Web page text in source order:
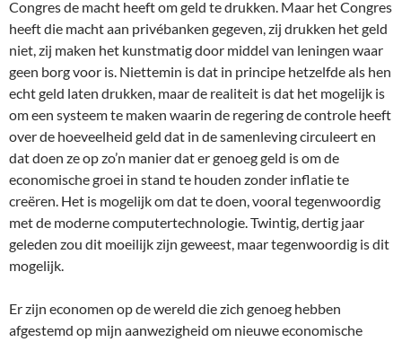
Congres de macht heeft om geld te drukken. Maar het Congres
heeft die macht aan privébanken gegeven, zij drukken het geld
niet, zij maken het kunstmatig door middel van leningen waar
geen borg voor is. Niettemin is dat in principe hetzelfde als hen
echt geld laten drukken, maar de realiteit is dat het mogelijk is
om een systeem te maken waarin de regering de controle heeft
over de hoeveelheid geld dat in de samenleving circuleert en
dat doen ze op zo’n manier dat er genoeg geld is om de
economische groei in stand te houden zonder inflatie te
creëren. Het is mogelijk om dat te doen, vooral tegenwoordig
met de moderne computertechnologie. Twintig, dertig jaar
geleden zou dit moeilijk zijn geweest, maar tegenwoordig is dit
mogelijk.
Er zijn economen op de wereld die zich genoeg hebben
afgestemd op mijn aanwezigheid om nieuwe economische